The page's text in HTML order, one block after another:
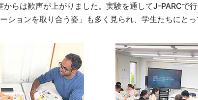
らは歓声が上がりました。実験を通してJ-PARCで
ションを取り合う姿」も多く見られ、学生たちにと